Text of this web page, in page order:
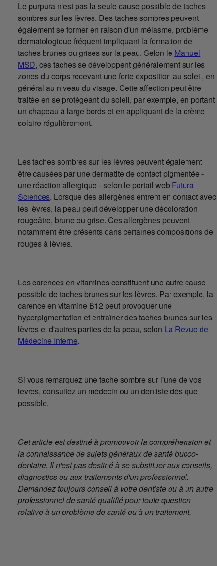
Le purpura n'est pas la seule cause possible de taches
sombres sur les lèvres. Des taches sombres peuvent
également se former en raison d'un mélasme, problème
dermatologique fréquent impliquant la formation de
taches brunes ou grises sur la peau. Selon le Manuel
MSD, ces taches se développent généralement sur les
zones du corps recevant une forte exposition au soleil, en
général au niveau du visage. Cette affection peut être
traitée en se protégeant du soleil, par exemple, en portant
un chapeau à large bords et en appliquant de la crème
solaire régulièrement.
Les taches sombres sur les lèvres peuvent également
être causées par une dermatite de contact pigmentée -
une réaction allergique - selon le portail web Futura
Sciences. Lorsque des allergènes entrent en contact avec
les lèvres, la peau peut développer une décoloration
rougeâtre, brune ou grise. Ces allergènes peuvent
notamment être présents dans certaines compositions de
rouges à lèvres.
Les carences en vitamines constituent une autre cause
possible de taches brunes sur les lèvres. Par exemple, la
carence en vitamine B12 peut provoquer une
hyperpigmentation et entraîner des taches brunes sur les
lèvres et d'autres parties de la peau, selon La Revue de
Médecine Interne.
Si vous remarquez une tache sombre sur l'une de vos
lèvres, consultez un médecin ou un dentiste dès que
possible.
Cet article est destiné à promouvoir la compréhension et
la connaissance de sujets généraux de santé bucco-
dentaire. Il n'est pas destiné à se substituer aux conseils,
diagnostics ou aux traitements d'un professionnel.
Demandez toujours conseil à votre dentiste ou à un autre
professionnel de santé qualifié pour toute question
relative à un problème de santé ou à un traitement.